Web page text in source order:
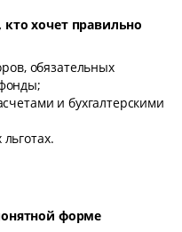
кто хочет правильно
обязательных
и бухгалтерскими
форме